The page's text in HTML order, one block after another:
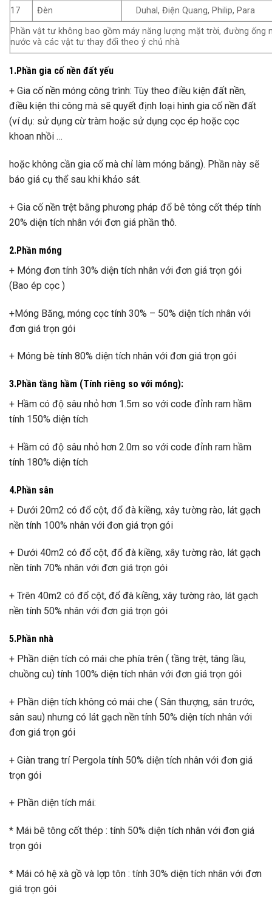
17 Đèn
Duhal, Điện Quang, Philip, Para
Phần vật tư không bao gồm máy năng lượng mặt trời, đường ống
nước và các vật tư thay đổi theo ý chủ nhà
1.Phần gia cố nền đất yếu
+ Gia cố nền móng công trình: Tùy theo điều kiện đất nền,
điều kiện thi công mà sẽ quyết định loại hình gia cố nền đất
(ví dụ: sử dụng cừ tràm hoặc sử dụng cọc ép hoặc cọc
khoan nhồi …
hoặc không cần gia cố mà chỉ làm móng băng). Phần này sẽ
báo giá cụ thể sau khi khảo sát.
+ Gia cố nền trệt bằng phương pháp đổ bê tông cốt thép tính
20% diện tích nhân với đơn giá phần thô.
2.Phần móng
+ Móng đơn tính 30% diện tích nhân với đơn giá trọn gói
(Bao ép cọc )
+Móng Băng, móng cọc tính 30% – 50% diện tích nhân với
đơn giá trọn gói
+ Móng bè tính 80% diện tích nhân với đơn giá trọn gói
3.Phần tầng hầm (Tính riêng so với móng):
+ Hầm có độ sâu nhỏ hơn 1.5m so với code đỉnh ram hầm
tính 150% diện tích
+ Hầm có độ sâu nhỏ hơn 2.0m so với code đỉnh ram hầm
tính 180% diện tích
4.Phần sân
+ Dưới 20m2 có đổ cột, đổ đà kiềng, xây tường rào, lát gạch
nền tính 100% nhân với đơn giá trọn gói
+ Dưới 40m2 có đổ cột, đổ đà kiềng, xây tường rào, lát gạch
nền tính 70% nhân với đơn giá trọn gói
+ Trên 40m2 có đổ cột, đổ đà kiềng, xây tường rào, lát gạch
nền tính 50% nhân với đơn giá trọn gói
5.Phần nhà
+ Phần diện tích có mái che phía trên ( tầng trệt, tâng lầu,
chuồng cu) tính 100% diện tích nhân với đơn giá trọn gói
+ Phần diện tích không có mái che ( Sân thượng, sân trước,
sân sau) nhưng có lát gạch nền tính 50% diện tích nhân với
đơn giá trọn gói
+ Giàn trang trí Pergola tính 50% diện tích nhân với đơn giá
trọn gói
+ Phần diện tích mái:
* Mái bê tông cốt thép : tính 50% diện tích nhân với đơn giá
trọn gói
* Mái có hệ xà gồ và lợp tôn : tính 30% diện tích nhân với đơn
giá trọn gói